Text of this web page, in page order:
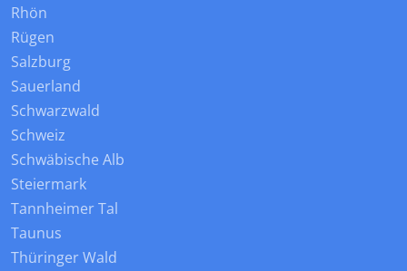
Rhön
Rügen
Salzburg
Sauerland
Schwarzwald
Schweiz
Schwäbische Alb
Steiermark
Tannheimer Tal
Taunus
Thüringer Wald